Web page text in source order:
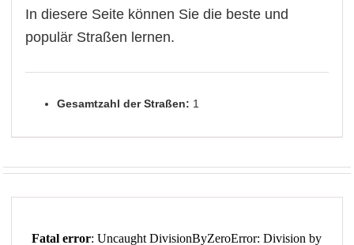
In diesere Seite können Sie die beste und
populär Straßen lernen.
Gesamtzahl der Straßen: 1